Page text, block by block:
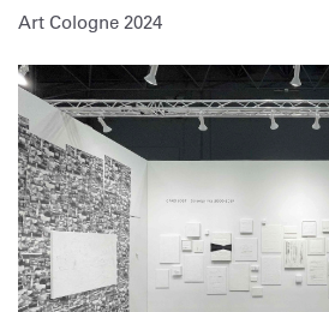
Art Cologne 2024